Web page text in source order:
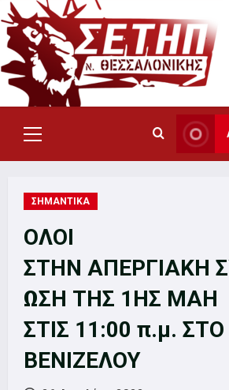
Skip
to
content
Primary
Menu
ΣΗΜΑΝΤΙΚΑ
ΟΛΟΙ
ΣΤΗΝ ΑΠΕΡΓΙΑΚΗ
ΩΣΗ ΤΗΣ 1ΗΣ ΜΑΗ
ΣΤΙΣ 11:00 π.μ.
ΒΕΝΙΖΕΛΟΥ